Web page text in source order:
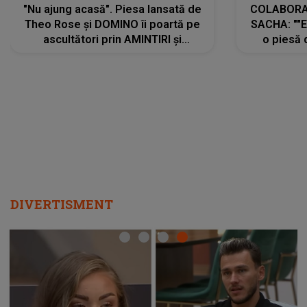
"Nu ajung acasă". Piesa lansată de
Theo Rose și DOMINO îi poartă pe
ascultători prin AMINTIRI și
SACHA:
o piesă
DIVERTISMENT